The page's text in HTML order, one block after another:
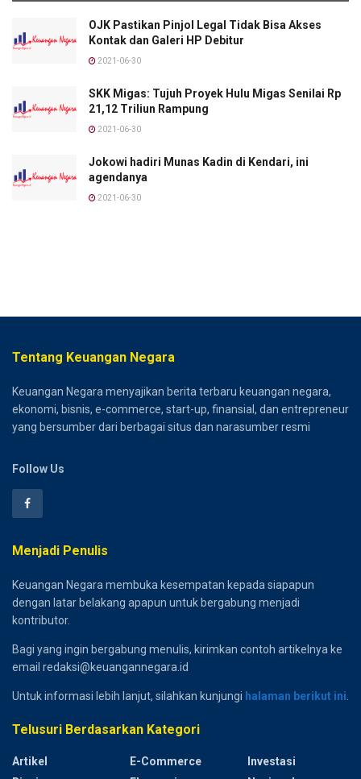
OJK Pastikan Pinjol Legal Tidak Bisa Akses
Kontak dan Galeri HP Debitur
2021-06-30
SKK Migas: Tujuh Proyek Hulu Migas Senilai Rp
21,12 Triliun Rampung
2021-06-30
Jokowi hadiri Munas Kadin di Kendari, ini
agendanya
2021-06-30
Tentang Keuangan Negara
Keuangan Negara menyajikan berita terbaru keuangan negara,
ekonomi, bisnis, e-commerce, start-up, finansial, dan entrepreneur
yang bersumber dari berbagai situs dan narasumber resmi
Follow Us
Menjadi Penulis
Keuangan Negara membuka kesempatan kepada siapapun
dengan latar belakang apapun untuk bergabung menjadi
kontributor.
Bagi yang ingin bergabung menulis, kirimkan contoh artikelnya ke
email redaksi@keuangannegara.id
Untuk informasi lebih lanjut, silahkan kunjungi halaman berikut ini
Telusuri Berdasarkan Kategori
Artikel
E-Commerce
Investasi